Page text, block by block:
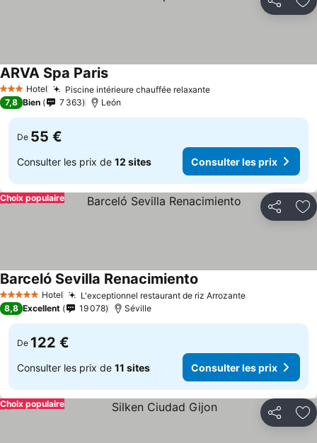
Partager
3 ÉtoilesHotel Piscine intérieure chauffée relaxanteConsulter les prix
ARVA Spa ParisConsulter les prix
7,8 Bien 7 363 León
De 55 €
Consulter les prix de 12 sites Consulter les prix
Partager
Choix populaire
5 Étoiles Hotel L'exceptionnel restaurant de riz ArrozanteConsulter
Barceló Sevilla Renacimiento
8,8 Excellent 19 078 Séville
De 122 €
Consulter les prix de 11 sites Consulter les prix
Partager
Choix populaire